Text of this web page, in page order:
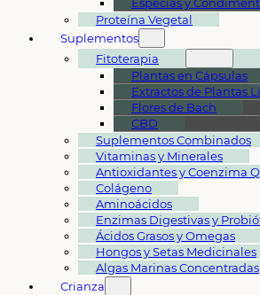
Proteína Vegetal
Suplementos
Fitoterapia
Plantas en Cápsulas
Extractos de Plantas
Flores de Bach
CBD
Suplementos Combinados
Vitaminas y Minerales
Antioxidantes y Coenzima
Colágeno
Aminoácidos
Enzimas Digestivas y
Ácidos Grasos y Omegas
Hongos y Setas Medicinales
Algas Marinas Concentradas
Crianza